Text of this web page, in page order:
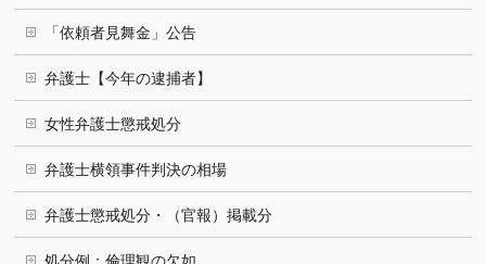
「依頼者見舞金」公告
弁護士【今年の逮捕者】
女性弁護士懲戒処分
弁護士横領事件判決の相場
弁護士懲戒処分・（官報）掲載分